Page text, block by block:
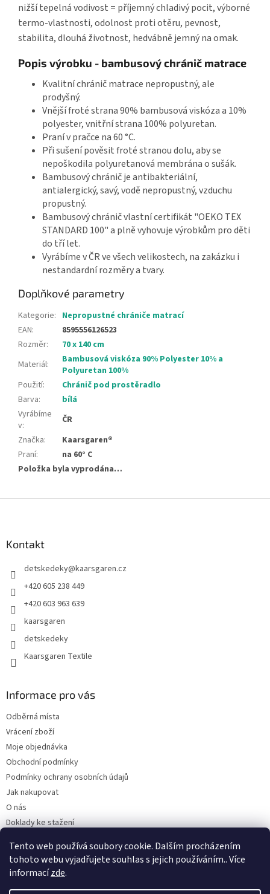
Tento web používá soubory cookie. Dalším procházením
tohoto webu vyjadřujete souhlas s jejich používáním.. Více
informacízde.
nižší tepelná vodivost = příjemný chladivý pocit, výborné
termo-vlastnosti, odolnost proti otěru, pevnost,
stabilita, dlouhá životnost, hedvábně jemný na omak.
Popis výrobku - bambusový chránič matrace
Kvalitní chránič matrace nepropustný, ale
prodyšný.
Vnější froté strana 90% bambusová viskóza a 10%
polyester, vnitřní strana 100% polyuretan.
Praní v pračce na 60 °C.
Při sušení pověsit froté stranou dolu, aby se
nepoškodila polyuretanová membrána o sušák.
Bambusový chránič je antibakteriální,
antialergický, savý, vodě nepropustný, vzduchu
propustný.
Bambusový chránič vlastní certifikát "OEKO TEX
STANDARD 100" a plně vyhovuje výrobkům pro děti
do tří let.
Vyrábíme v ČR ve všech velikostech, na zakázku i
nestandardní rozměry a tvary.
Doplňkové parametry
Kategorie: Nepropustné chrániče matrací
EAN:
8595556126523
Rozměr:
70 x 140 cm
Materiál:
Bambusová viskóza 90% Polyester 10% a
Polyuretan 100%
Použití:
Chránič pod prostěradlo
Barva:
bílá
Vyrábíme
v:
ČR
Značka:
Kaarsgaren®
Praní:
na 60° C
Položka byla vyprodána…
Kontakt
detskedeky@kaarsgaren.cz
+420 605 238 449
+420 603 963 639
kaarsgaren
detskedeky
Kaarsgaren Textile
Informace pro vás
Odběrná místa
Vrácení zboží
Moje objednávka
Obchodní podmínky
Podmínky ochrany osobních údajů
Jak nakupovat
O nás
Doklady ke stažení
Velkoobchod